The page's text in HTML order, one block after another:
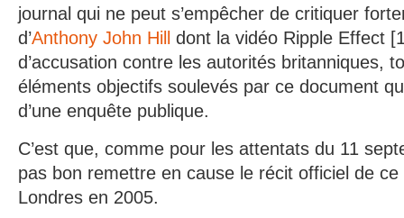
journal qui ne peut s’empêcher de critiquer
d’Anthony John Hill dont la vidéo Ripple Effect
d’accusation contre les autorités britanniques,
éléments objectifs soulevés par ce document
d’une enquête publique.
C’est que, comme pour les attentats du 11
pas bon remettre en cause le récit officiel de ce
Londres en 2005.